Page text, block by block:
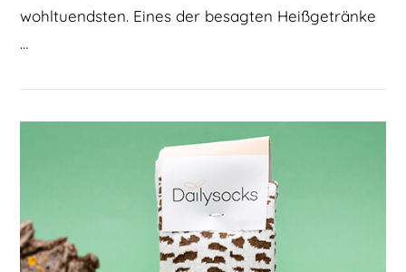
BEITRAG LESEN
wohltuendsten. Eines der besagten Heißgetränke
…